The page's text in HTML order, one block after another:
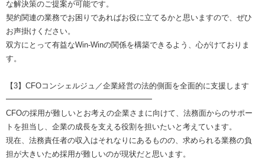
な解決策のご提案が可能です。
契約関連の業務でお困りであればお役に立てるかと思いますので、ぜひ
お声掛けください。
双方にとって有益なWin-Winの関係を構築できるよう、心がけておりま
す。
【3】CFOコンシェルジュ／企業経営の法的側面を全面的に支援します
━━━━━━━━━━━━━━━━━━━
CFOの採用が難しいとお考えの企業さまに向けて、法務面からのサポー
トを担当し、企業の成長を支える役割を担いたいと考えています。
現在、法務責任者の収入はそれなりにあるものの、求められる業務の負
担が大きいため採用が難しいのが現状だと思います。